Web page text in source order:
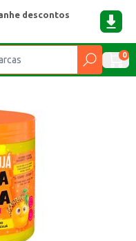
descontos
0